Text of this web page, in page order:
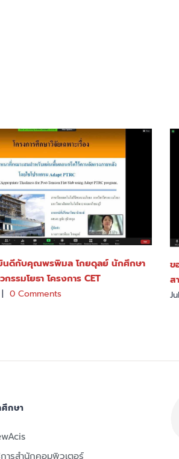
นดีกับคุณพรพิมล โกยดุลย์ นักศึกษา
กรรมโยธา โครงการ CET
| 0 Comments
ข
ส
กษา
ารสำนักคอมพิวเตอร์